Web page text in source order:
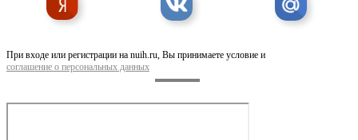
При входе или регистрации на nuih.ru, Вы принимаете условие и
соглашение о персональных данных